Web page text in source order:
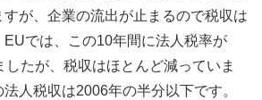
が、企業の流出が止まるので税収は
では、この10年間に法人税率が
したが、税収はほとんど減っていま
人税収は2006年の半分以下です。